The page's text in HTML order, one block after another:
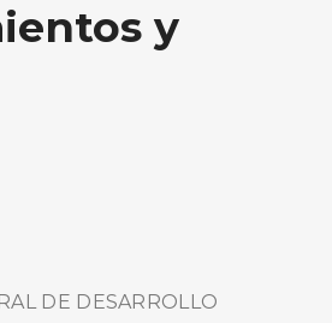
y
DE DESARROLLO